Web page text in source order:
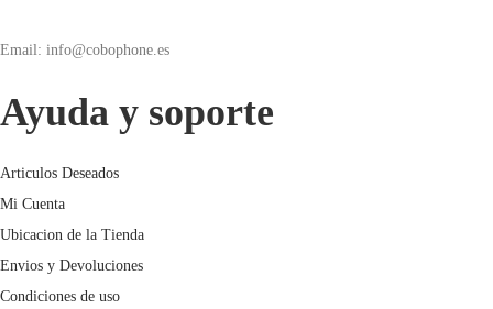
Email: info@cobophone.es
Ayuda y soporte
Articulos Deseados
Mi Cuenta
Ubicacion de la Tienda
Envios y Devoluciones
Condiciones de uso